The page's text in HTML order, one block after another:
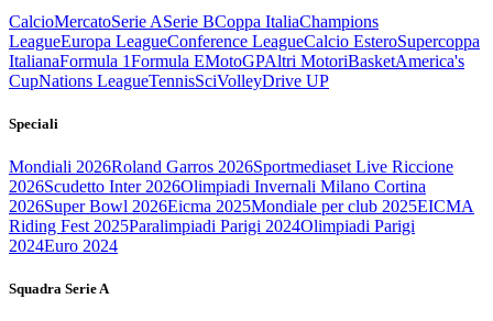
CalcioMercatoSerie ASerie BCoppa ItaliaChampions
LeagueEuropa LeagueConference LeagueCalcio EsteroSupercoppa
ItalianaFormula 1Formula EMotoGPAltri MotoriBasketAmerica's
CupNations LeagueTennisSciVolleyDrive UP
Speciali
Mondiali 2026Roland Garros 2026Sportmediaset Live Riccione
2026Scudetto Inter 2026Olimpiadi Invernali Milano Cortina
2026Super Bowl 2026Eicma 2025Mondiale per club 2025EICMA
Riding Fest 2025Paralimpiadi Parigi 2024Olimpiadi Parigi
2024Euro 2024
Squadra Serie A